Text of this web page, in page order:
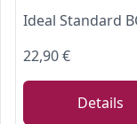
22,90 €
Details